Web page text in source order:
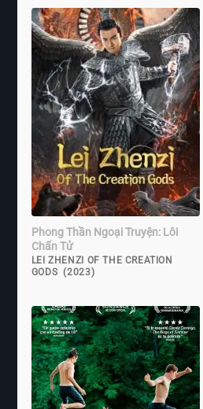
Phong Thần Ngoại Truyện: Lôi
Chấn Tử
LEI ZHENZI OF THE CREATION
GODS (2023)